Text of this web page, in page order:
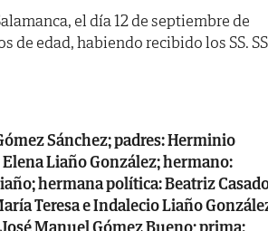
el día 12 de septiembre de
de edad, habiendo recibido los SS.
Sánchez; padres: Herminio
Liaño González; hermano:
hermana política: Beatriz
Teresa e Indalecio Liaño